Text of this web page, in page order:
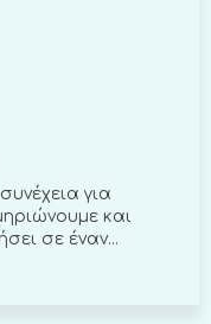
για
και
σε έναν...